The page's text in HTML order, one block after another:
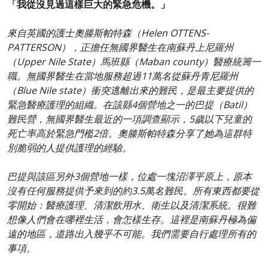
「我從沒見過這樣巨大的緊急危機。」
來自英國的護士奧滕斯帕特森（Helen OTTENS-
PATTERSON），正擔任無國界醫生在南蘇丹上尼羅州
（Upper Nile State）馬班縣（Maban county）醫療統籌一
職。無國界醫生在當地服務超過11萬名從蘇丹青尼羅州
（Blue Nile state）衝突逃離出來的難民，是最主要提供的
緊急醫療護理的組織。在該縣4個營地之一的巴提（Batil）
難民營，無國界醫生最近的一項調查顯示，5歲以下兒童的
死亡率高於緊急門檻2倍。奧滕斯帕特森分享了她為這群特
別脆弱的人提供護理的經驗。
巴提與該區另外3個營地一樣，位處一塊沼澤平原上，原本
沒有任何服務提供予來到的約3.5萬名難民。所有東西都要從
零開始：醫療護理、清潔飲用水、衛生以及清潔系統。很難
想像人們會在哪裡生活，會怎樣生存。這裡是南蘇丹極為偏
遠的地區，道路出入幾乎不可能。我們需要自行處理所有的
事項。